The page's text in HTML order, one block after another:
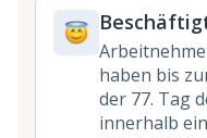
haben bis
der 77. Tag
innerhalb